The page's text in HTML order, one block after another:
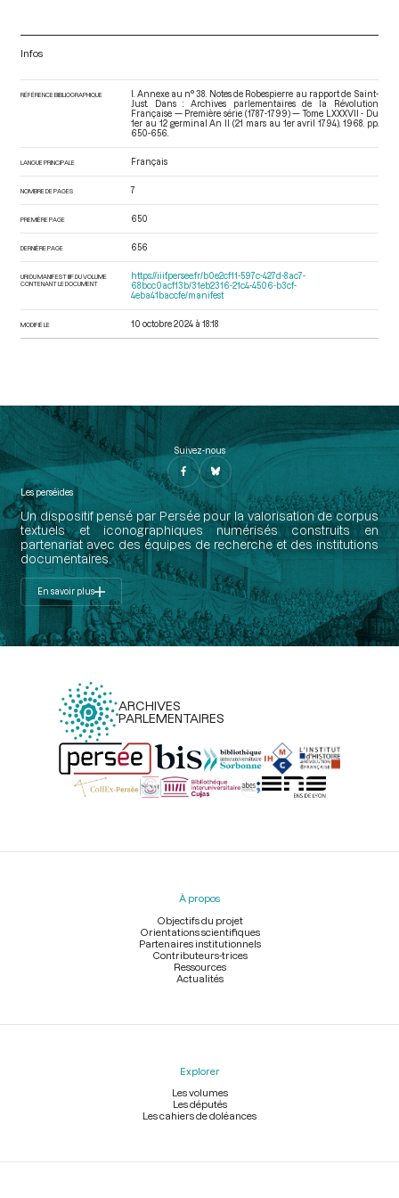
Infos
RÉFÉRENCE BIBLIOGRAPHIQUE
I. Annexe au n° 38. Notes de Robespierre au rapport de Saint-
Just. Dans : Archives parlementaires de la Révolution
Française — Première série (1787-1799) — Tome LXXXVII - Du
1er au 12 germinal An II (21 mars au 1er avril 1794) . 1968. pp.
650-656.
LANGUE PRINCIPALE Français
NOMBRE DE PAGES 7
PREMIÈRE PAGE 650
DERNIÈRE PAGE 656
URI DU MANIFEST IIIF DU VOLUME
CONTENANT LE DOCUMENT
https://iiif.persee.fr/b0e2cf11-597c-427d-8ac7-
68bcc0acf13b/31eb2316-21c4-4506-b3cf-
4eba41baccfe/manifest
MODIFIÉ LE 10 octobre 2024 à 18:18
Suivez-nous
Les perséides
Un dispositif pensé par Persée pour la valorisation de corpus
textuels et iconographiques numérisés construits en
partenariat avec des équipes de recherche et des institutions
documentaires.
En savoir plus
ARCHIVES
PARLEMENTAIRES
Menu
À propos
Objectifs du projet
Orientations scientifiques
Partenaires institutionnels
Contributeurs-trices
Ressources
Actualités
Explorer
Les volumes
Les députés
Les cahiers de doléances